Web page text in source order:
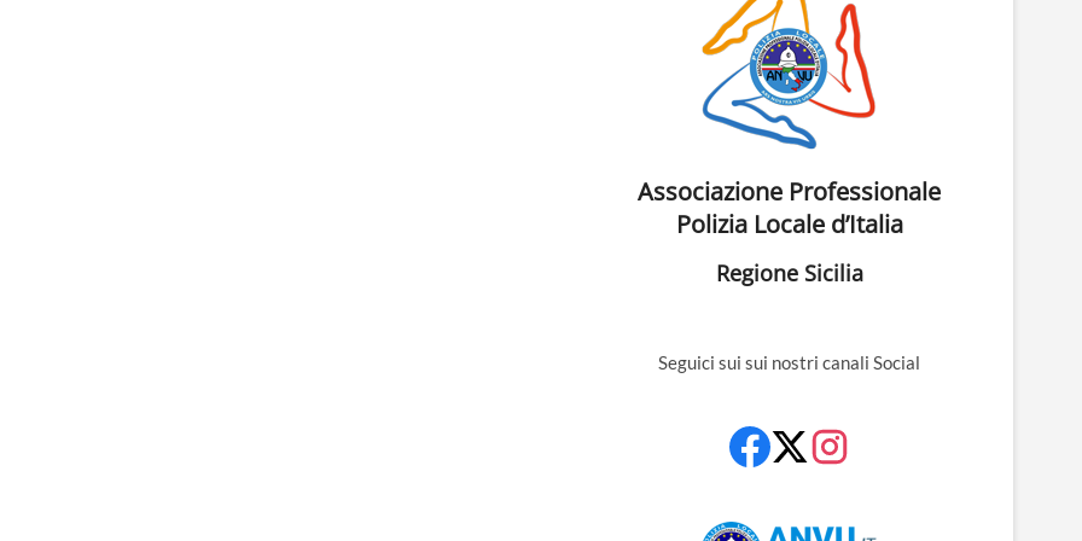
Associazione Professionale
Polizia Locale d’Italia
Regione Sicilia
Seguici sui sui nostri canali Social